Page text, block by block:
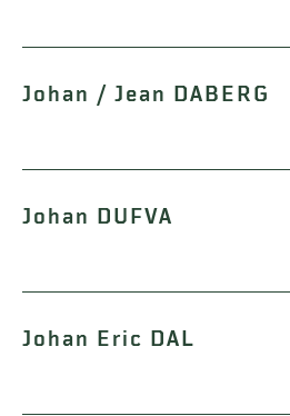
Johan / Jean DABERG
Johan DUFVA
Johan Eric DAL